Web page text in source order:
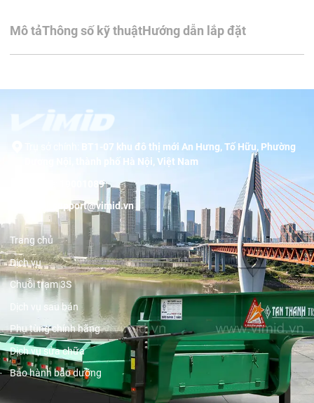
Mô tảThông số kỹ thuậtHướng dẫn lắp đặt
BT1-07 khu đô thị mới An Hưng, Tố Hữu, Phường
Dương Nội, thành phố Hà Nội, Việt Nam
19001089
support@vimid.vn
Trang chủ
Dịch vụ
Chuỗi trạm 3S
Dịch vụ sau bán
Phụ tùng chính hãng
Dịch vụ sửa chữa
Bảo hành bảo dưỡng